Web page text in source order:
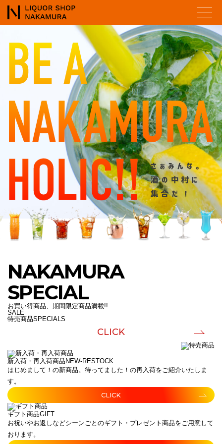
NAKAMURA
SPECIAL
お買い得商品、期間限定商品満載!!
SALE
特売商品SPECIALS
CLICK
新入荷・再入荷商品 NEW-RESTOCK
はじめまして！の新商品。待ってました！の再入荷をご紹介いたしま
す。
CLICK
ギフト商品GIFT
お祝いやお返しなどシーンごとのギフト・プレゼント商品をご用意して
おります。